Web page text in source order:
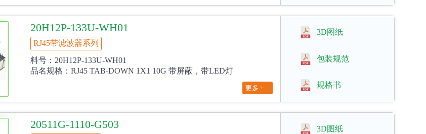
20H12P-133U-WH01
RJ45带滤波器系列
料号：20H12P-133U-WH01
品名规格：RJ45 TAB-DOWN 1X1 10G 带屏蔽，带LED灯
更多 +
3D图纸
包装规范
规格书
20511G-1110-G503 3D图纸